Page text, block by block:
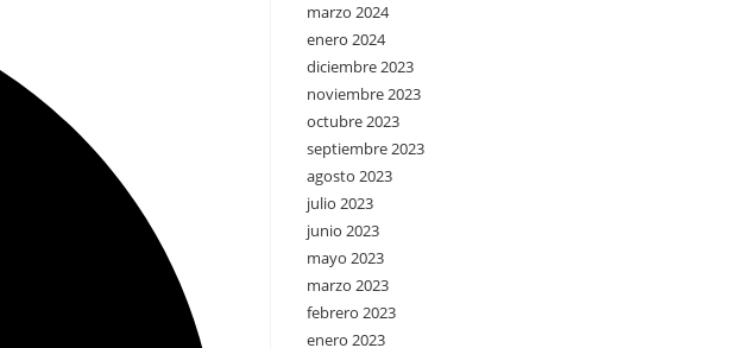
marzo 2024
enero 2024
diciembre 2023
noviembre 2023
octubre 2023
septiembre 2023
agosto 2023
julio 2023
junio 2023
mayo 2023
marzo 2023
febrero 2023
enero 2023